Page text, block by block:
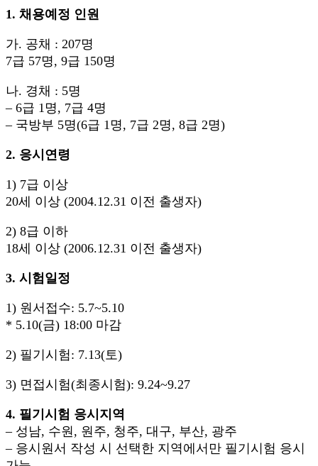
1. 채용예정 인원
가. 공채 : 207명
7급 57명, 9급 150명
나. 경채 : 5명
– 6급 1명, 7급 4명
– 국방부 5명(6급 1명, 7급 2명, 8급 2명)
2. 응시연령
1) 7급 이상
20세 이상 (2004.12.31 이전 출생자)
2) 8급 이하
18세 이상 (2006.12.31 이전 출생자)
3. 시험일정
1) 원서접수: 5.7~5.10
* 5.10(금) 18:00 마감
2) 필기시험: 7.13(토)
3) 면접시험(최종시험): 9.24~9.27
4. 필기시험 응시지역
– 성남, 수원, 원주, 청주, 대구, 부산, 광주
– 응시원서 작성 시 선택한 지역에서만 필기시험 응시